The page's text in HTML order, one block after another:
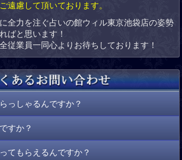
遠慮して頂いております。
全力を注ぐ占いの館ウィル東京池袋店の姿勢
ばと思います！
従業員一同心よりお待ちしております！
っしゃるんですか？
ディションに合格して経験が豊富な占い師
て鑑定してくださるのできっとお気に入り
すか？
が在籍しており、その鑑定力は非常に高く
てもらえるんですか？